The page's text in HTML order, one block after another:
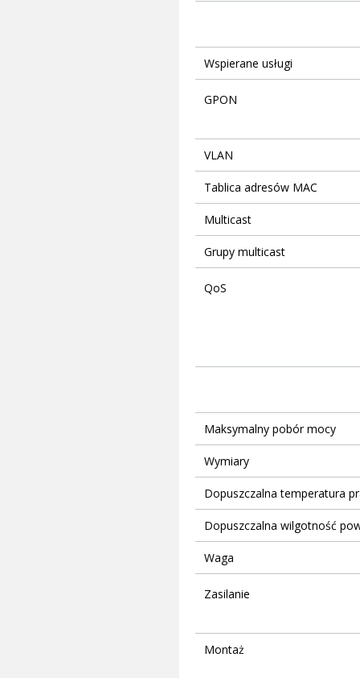
Wspierane usługi
GPON
VLAN
Tablica adresów MAC
Multicast
Grupy multicast
QoS
Maksymalny pobór mocy
Wymiary
Dopuszczalna temperatura
Dopuszczalna wilgotność
Waga
Zasilanie
Montaż